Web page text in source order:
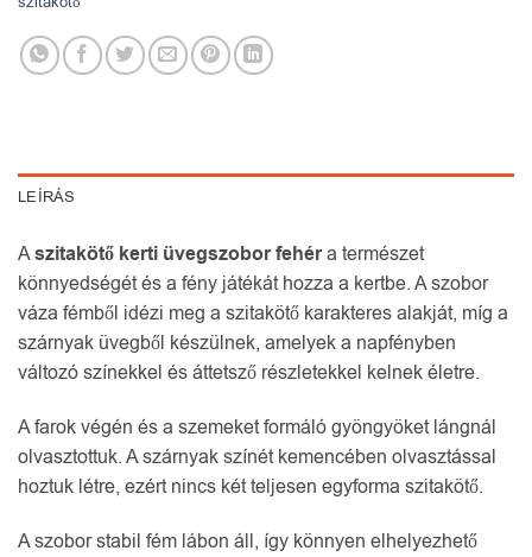
LEÍRÁS
Aszitakötő kerti üvegszobor fehéra természet
könnyedségét és a fény játékát hozza a kertbe. A szobor
váza fémből idézi meg a szitakötő karakteres alakját, míg a
szárnyak üvegből készülnek, amelyek a napfényben
változó színekkel és áttetsző részletekkel kelnek életre.
A farok végén és a szemeket formáló gyöngyöket lángnál
olvasztottuk. A szárnyak színét kemencében olvasztással
hoztuk létre, ezért nincs két teljesen egyforma szitakötő.
A szobor stabil fém lábon áll, így könnyen elhelyezhető